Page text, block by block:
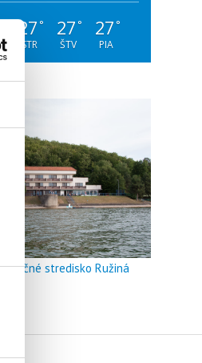
° 27 °
STR
27 °
ŠTV
27 °
PIA
stredisko Ružiná